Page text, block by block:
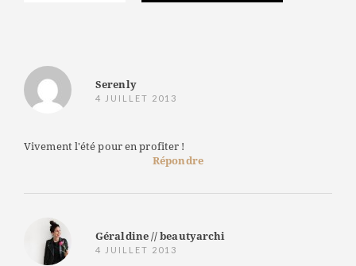
Serenly
4 JUILLET 2013
Vivement l'été pour en profiter !
Répondre
Géraldine // beautyarchi
4 JUILLET 2013